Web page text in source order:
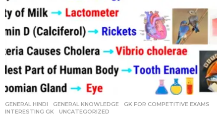
GENERAL HINDI ,GENERAL KNOWLEDGE ,GK FOR COMPETITIVE EXAMS
INTERESTING GK
,UNCATEGORIZED